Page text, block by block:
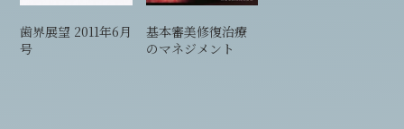
歯界展望 2011年6月
号
基本審美修復治療
のマネジメント